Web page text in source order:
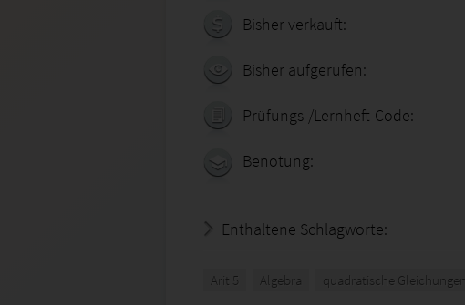
Bisher verkauft:
Bisher aufgerufen:
Prüfungs-/Lernheft-Code:
Benotung:
Enthaltene Schlagworte:
Arit 5 Algebra quadratische Gleichungen